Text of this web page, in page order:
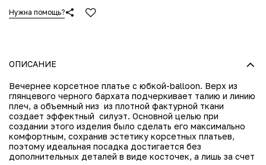
Нужна помощь?
ОПИСАНИЕ
Вечернее корсетное платье с юбкой-balloon. Верх из
глянцевого черного бархата подчеркивает талию и линию
плеч, а объемный низ из плотной фактурной ткани
создает эффектный силуэт. Основной целью при
создании этого изделия было сделать его максимально
комфортным, сохранив эстетику корсетных платьев,
поэтому идеальная посадка достигается без
дополнительных деталей в виде косточек, а лишь за счет